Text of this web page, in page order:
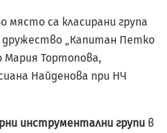
място са класирани група
дружество „Капитан Петко
Мария Тортопова,
Найденова при НЧ
инструментални групи в